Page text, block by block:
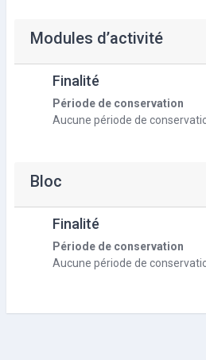
Modules d’activité
Finalité
Période de conservation
Aucune période de
Bloc
Finalité
Période de conservation
Aucune période de